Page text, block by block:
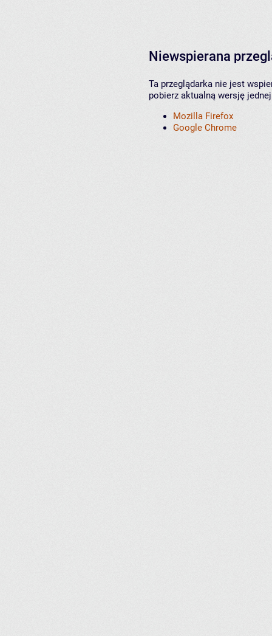
Niewspierana
Ta przeglądarka nie jest
pobierz aktualną wersję
Mozilla Firefox
Google Chrome